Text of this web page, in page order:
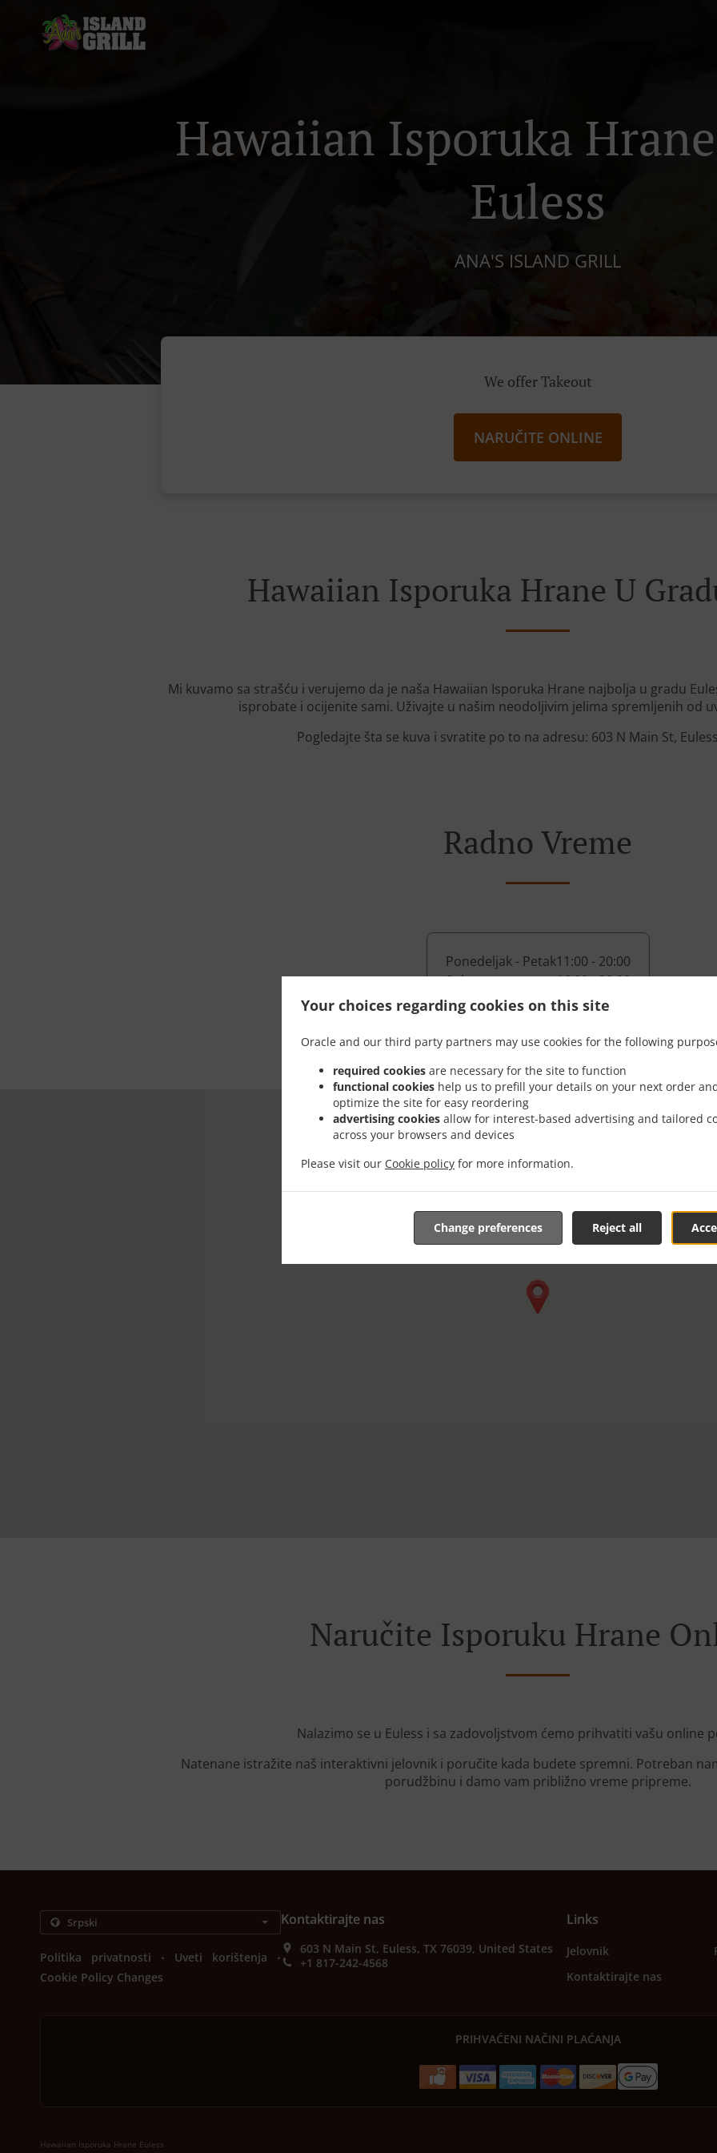
Your choices regarding cookies on this site
Oracle and our third party partners may use cookies for the following
required cookies are necessary for the site to function
functional cookies help us to prefill your details on your next order
optimize the site for easy reordering
advertising cookies allow for interest-based advertising and tailored
across your browsers and devices
Please visit our Cookie policy for more information.
Reject all
Change preferences
Hawaiian Isporuka
Euless
ANA'S ISLAND GRILL
We offer Takeout
NARUČITE ONLINE
Hawaiian Isporuka Hrane U
Mi kuvamo sa strašću i verujemo da je naša Hawaiian Isporuka Hrane najbolja u gradu
isprobate i ocijenite sami. Uživajte u našim neodoljivim jelima spremljenih od
Pogledajte šta se kuva i svratite po to na adresu: 603 N Main St,
Radno Vreme
Ponedeljak - Petak11:00 - 20:00
Subota
16:00 - 20:00
Naručite Isporuku Hrane
Nalazimo se u Euless i sa zadovoljstvom ćemo prihvatiti vašu online
Natenane istražite naš interaktivni jelovnik i poručite kada budete spremni. Potreban
porudžbinu i damo vam približno vreme pripreme.
Politika privatnosti . Uveti korištenja .
Cookie Policy Changes
Kontaktirajte nas
603 N Main St, Euless, TX 76039, United States
+1 817-242-4568
Links
Jelovnik
Kontaktirajte nas
PRIHVAĆENI NAČINI PLAĆANJA
Hawaiian Isporuka Hrane Euless